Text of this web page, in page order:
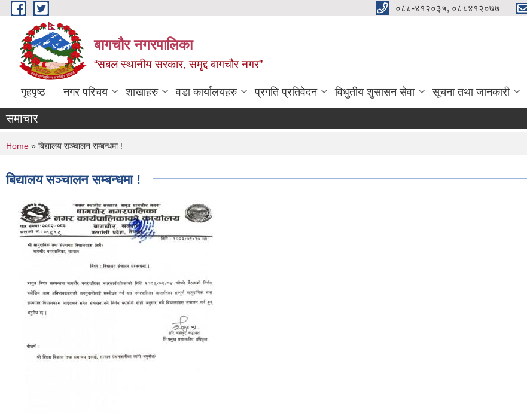
Skip to main content ०८८-४१२०३५, ०८८४१२०७७
बागचौर नगरपालिका
“सबल स्थानीय सरकार, समृद्द बागचौर नगर”
गृहपृष्ठ नगर परिचय शाखाहरु वडा ‍कार्यालयहरु प्रगति प्रतिवेदन विधुतीय शुसासन सेवा सूचना तथा जानकारी
समाचार
You are here
Home » बिद्यालय सञ्चालन सम्बन्धमा !
बिद्यालय सञ्चालन सम्बन्धमा !